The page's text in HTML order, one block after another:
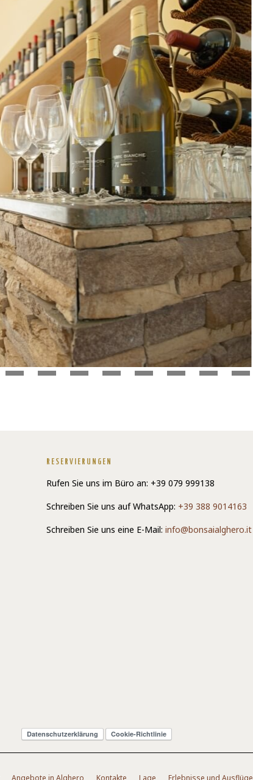
RESERVIERUNGEN
Rufen Sie uns im Büro an: +39 079 999138
Schreiben Sie uns auf WhatsApp: +39 388 9014163
Schreiben Sie uns eine E-Mail:info@bonsaialghero.it
Datenschutzerklärung Cookie-Richtlinie